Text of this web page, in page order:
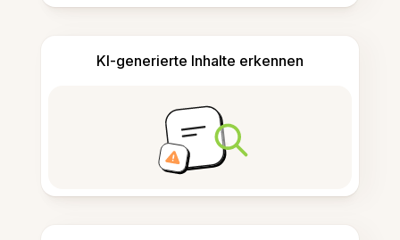
KI-generierte Inhalte erkennen